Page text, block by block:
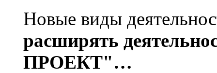
Новые виды
расширять
ПРОЕКТ"…